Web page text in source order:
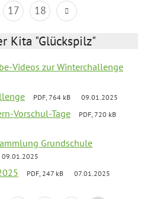
17 18
Kita "Glückspilz"
Videos zur Winterchallenge
PDF, 764 kB 09.01.2025
Vorschul-Tage
PDF, 720 kB
Grundschule
09.01.2025
PDF, 247 kB 07.01.2025